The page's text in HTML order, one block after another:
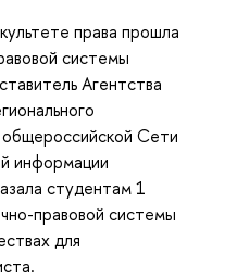
права прошла
системы
Агентства
Сети
информации
студентам 1
правовой системы
для